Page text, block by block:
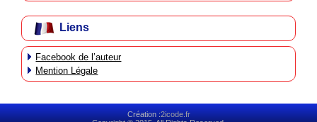
Liens
Facebook de l’auteur
Mention Légale
Création :2icode.fr